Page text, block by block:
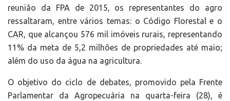
reunião da FPA de 2015, os representantes do agro
ressaltaram, entre vários temas: o Código Florestal e o
CAR, que alcançou 576 mil imóveis rurais, representando
11% da meta de 5,2 milhões de propriedades até maio;
além do uso da água na agricultura.
O objetivo do ciclo de debates, promovido pela Frente
Parlamentar da Agropecuária na quarta-feira (28), é